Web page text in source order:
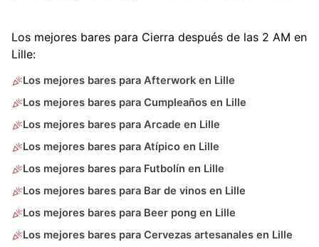
Los mejores bares para Cierra después de las 2 AM en
Lille:
Los mejores bares para Afterwork en Lille
Los mejores bares para Cumpleaños en Lille
Los mejores bares para Arcade en Lille
Los mejores bares para Atípico en Lille
Los mejores bares para Futbolín en Lille
Los mejores bares para Bar de vinos en Lille
Los mejores bares para Beer pong en Lille
Los mejores bares para Cervezas artesanales en Lille